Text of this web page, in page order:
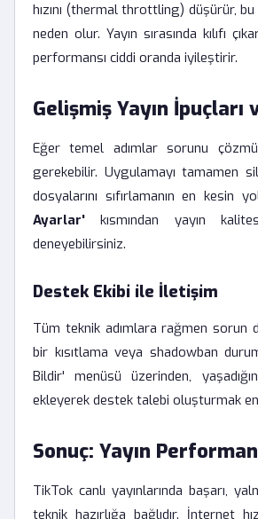
hızını (thermal throttling) düşürür,
neden olur. Yayın sırasında kılıfı
performansı ciddi oranda iyileştirir.
Gelişmiş Yayın
Eğer temel adımlar sorunu
gerekebilir. Uygulamayı tamamen
dosyalarını sıfırlamanın en kesin
Ayarlar' kısmından yayın
deneyebilirsiniz.
Destek Ekibi ile İletişim
Tüm teknik adımlara rağmen sorun
bir kısıtlama veya shadowban
Bildir' menüsü üzerinden,
ekleyerek destek talebi oluşturmak
Sonuç: Yayın
TikTok canlı yayınlarında başarı,
teknik hazırlığa bağlıdır. İnternet